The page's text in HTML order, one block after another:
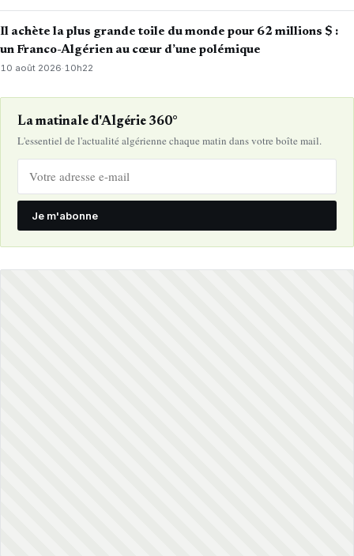
Il achète la plus grande toile du monde pour 62 millions $ :
un Franco-Algérien au cœur d’une polémique
10 août 2026·10h22
La matinale d'Algérie 360°
L'essentiel de l'actualité algérienne chaque matin dans votre boîte mail.
Je m'abonne